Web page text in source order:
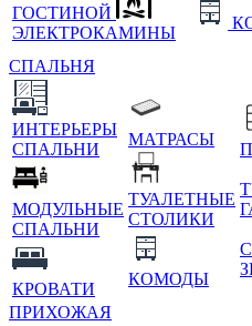
ГОСТИНОЙ
ЭЛЕКТРОКАМИНЫ
СПАЛЬНЯ
ИНТЕРЬЕРЫ
СПАЛЬНИ
МОДУЛЬНЫЕ
СПАЛЬНИ
КРОВАТИ
МАТРАСЫ
ТУАЛЕТНЫЕ
СТОЛИКИ
КОМОДЫ
ПРИХОЖАЯ